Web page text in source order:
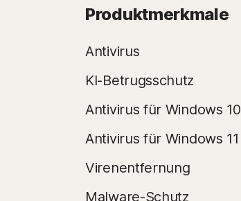
Produktmerkmale
Antivirus
KI-Betrugsschutz
Antivirus für Windows 10
Antivirus für Windows 11
Virenentfernung
Malware-Schutz